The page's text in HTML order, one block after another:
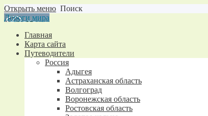
Открыть меню Поиск
Дороги мира
Главная
Карта сайта
Путеводители
Россия
Адыгея
Астраханская область
Волгоград
Воронежская область
Ростовская область